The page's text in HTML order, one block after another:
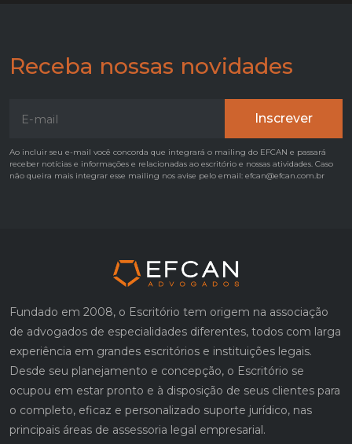
Receba nossas novidades
Ao incluir seu e-mail você concorda que integrará o mailing do EFCAN e passará
receber notícias e informações e relacionadas ao escritório e nossas atividades. Caso
não queira mais integrar esse mailing nos avise pelo email: efcan@efcan.com.br
Fundado em 2008, o Escritório tem origem na associação
de advogados de especialidades diferentes, todos com larga
experiência em grandes escritórios e instituições legais.
Desde seu planejamento e concepção, o Escritório se
ocupou em estar pronto e à disposição de seus clientes para
o completo, eficaz e personalizado suporte jurídico, nas
principais áreas de assessoria legal empresarial.